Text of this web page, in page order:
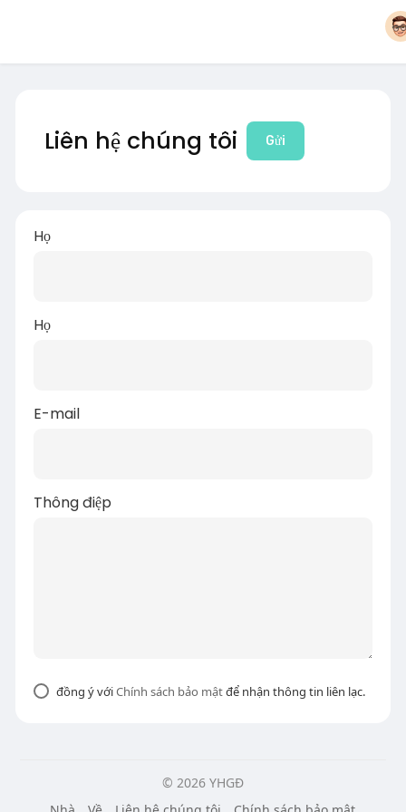
Liên hệ chúng tôi Gửi
Họ
Họ
E-mail
Thông điệp
đồng ý vớiChính sách bảo mậtđể nhận thông tin liên lạc.
© 2026 YHGĐ